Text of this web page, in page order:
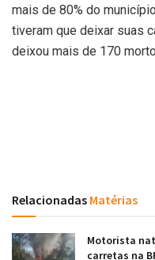
mais de 80% do
tiveram que deixar suas
deixou mais de 170
Relacionadas Matérias
Motorista
carretas na